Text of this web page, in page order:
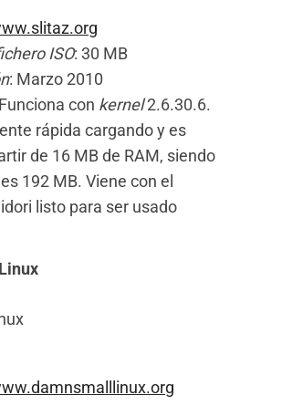
ISO: 30 MB
: Marzo 2010
con kernel2.6.30.6.
rápida cargando y es
de 16 MB de RAM, siendo
192 MB. Viene con el
listo para ser usado